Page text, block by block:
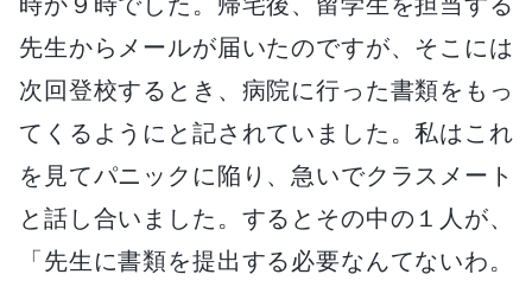
先生からメールが届いたのですが、そこには
次回登校するとき、病院に行った書類をもっ
てくるようにと記されていました。私はこれ
を見てパニックに陥り、急いでクラスメート
と話し合いました。するとその中の１人が、
「先生に書類を提出する必要なんてないわ。